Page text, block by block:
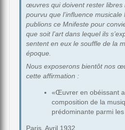
œuvres qui doivent rester libres
pourvu que l’influence
publions ce Mnifeste pour
que soit l’art dans lequel ils
sentent en eux le souffle de la
époque.
Nous exposerons bientôt nos
cette affirmation :
«Œuvrer en obéissant
composition de la
prédominante parmi
Paris, Avril 1932